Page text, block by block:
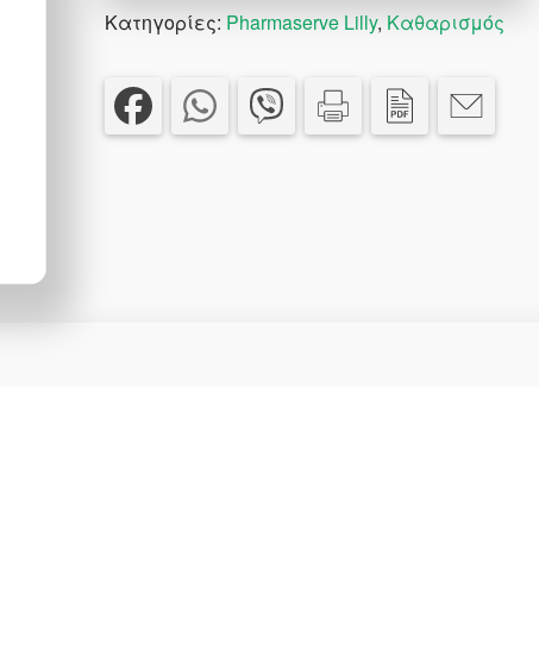
Κατηγορίες: Pharmaserve Lilly, Καθαρισμός